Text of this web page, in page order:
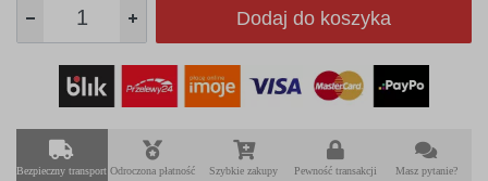
Dodaj do koszyka
Bezpieczny transport Odroczona płatność Szybkie zakupy Pewność transakcji Masz pytanie?